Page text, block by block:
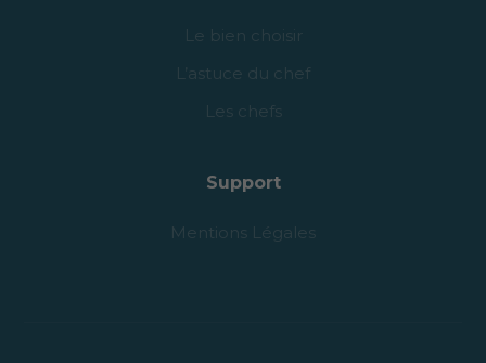
Le bien choisir
L’astuce du chef
Les chefs
Support
Mentions Légales